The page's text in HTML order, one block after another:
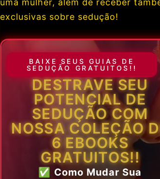
uma mulher, além de receber
exclusivas sobre sedução!
BAIXE SEUS GUIAS DE
SEDUÇÃO GRATUITOS!!
DESTRAVE SEU
POTENCIAL DE
SEDUÇÃO COM
NOSSA COLEÇÃO
6 EBOOKS
GRATUITOS!!
✅ Como Mudar Sua